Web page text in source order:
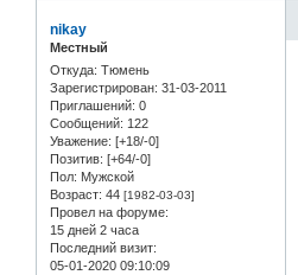
nikay
Местный
Откуда: Тюмень
Зарегистрирован: 31-03-2011
Приглашений: 0
Сообщений: 122
Уважение: [+18/-0]
Позитив: [+64/-0]
Пол: Мужской
Возраст: 44 [1982-03-03]
Провел на форуме:
15 дней 2 часа
Последний визит:
05-01-2020 09:10:09